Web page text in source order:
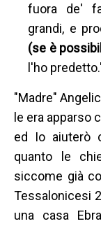
fuora de'
grandi, e
(se è
l'ho
"Madre"
le era apparso
ed Io aiuterò
quanto le
siccome già
Tessalonicesi
una casa